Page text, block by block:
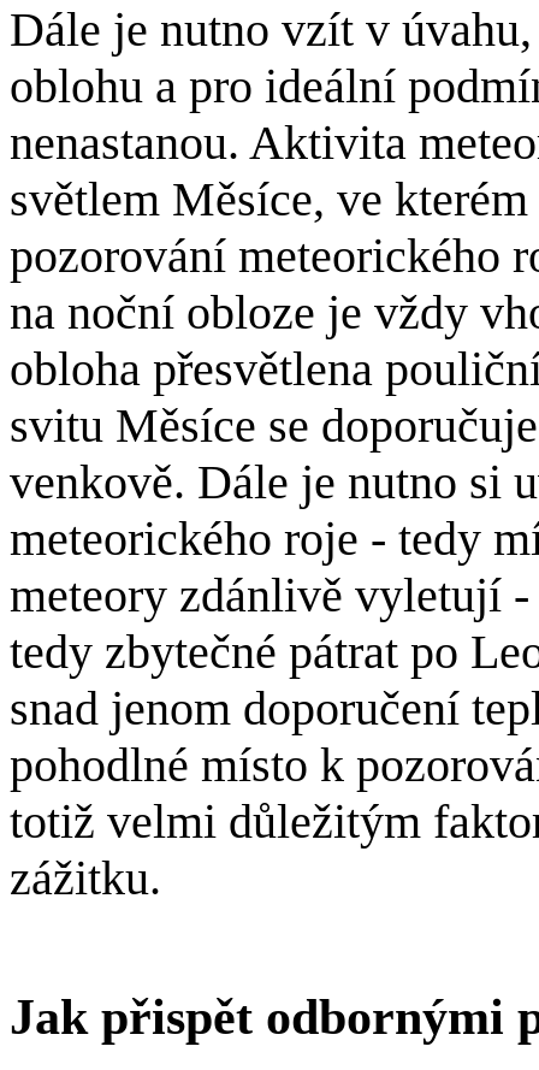
Dále je nutno vzít v
oblohu a pro ideální
nenastanou. Aktivita
světlem Měsíce, ve
pozorování meteorického
na noční obloze je vždy
obloha přesvětlena
svitu Měsíce se
venkově. Dále je nutno si
meteorického roje - tedy
meteory zdánlivě vyletují
tedy zbytečné pátrat po
snad jenom doporučení
pohodlné místo k
totiž velmi důležitým
zážitku.
Jak přispět odbornými